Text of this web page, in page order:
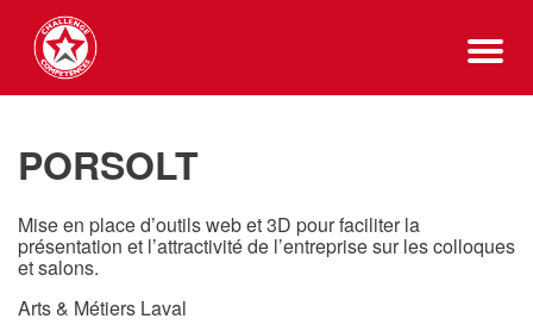
PORSOLT
Mise en place d’outils web et 3D pour faciliter la
présentation et l’attractivité de l’entreprise sur les colloques
et salons.
Arts & Métiers Laval